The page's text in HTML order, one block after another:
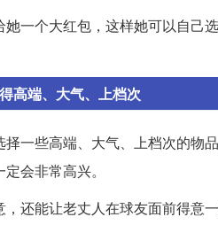
一个大红包，这样她可以自己
高端、大气、上档次
一些高端、大气、上档次的物
会非常高兴。
还能让老丈人在球友面前得意